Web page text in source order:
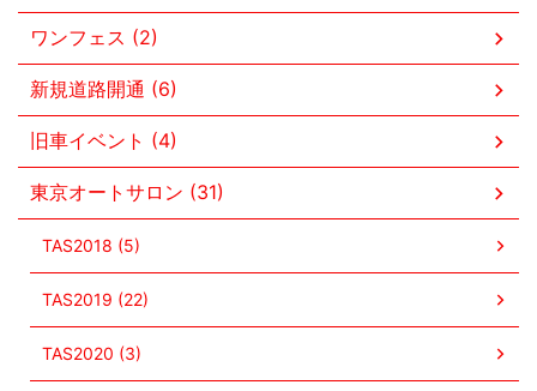
ワンフェス (2)
新規道路開通 (6)
旧車イベント (4)
東京オートサロン (31)
TAS2018 (5)
TAS2019 (22)
TAS2020 (3)